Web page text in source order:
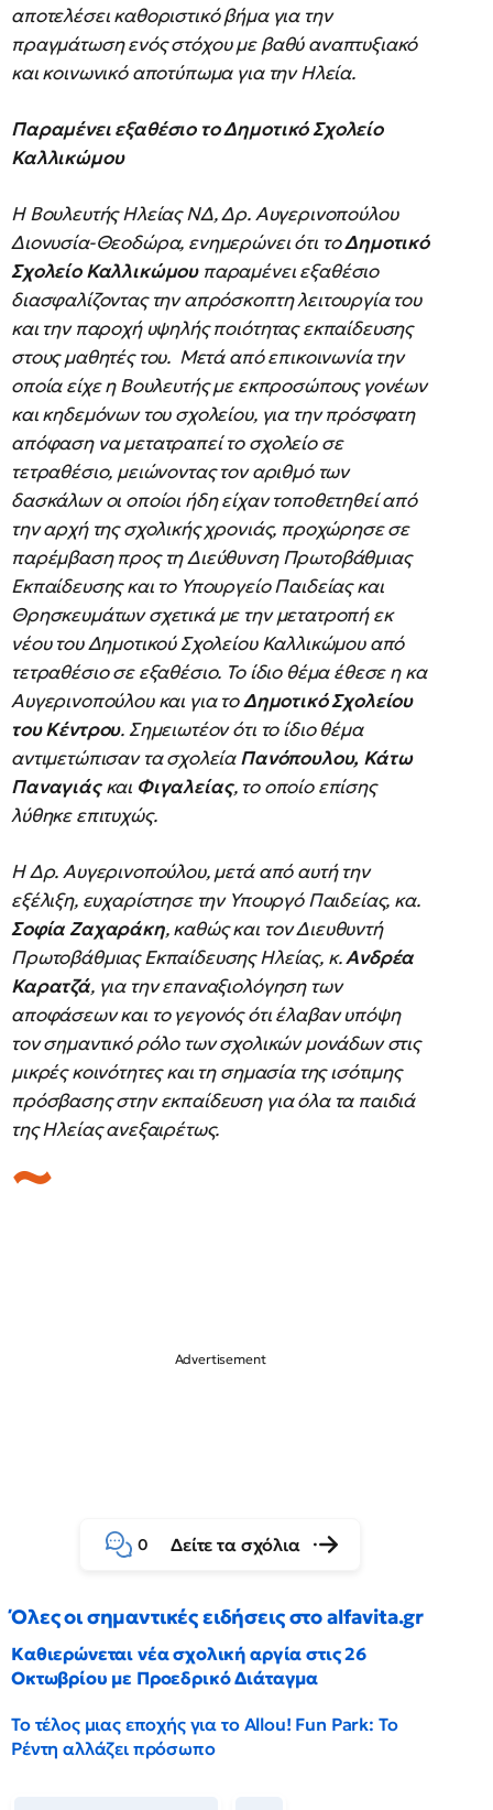
αποτελέσει καθοριστικό βήμα για την
πραγμάτωση ενός στόχου με βαθύ αναπτυξιακό
και κοινωνικό αποτύπωμα για την Ηλεία.
Παραμένει εξαθέσιο το Δημοτικό Σχολείο
Καλλικώμου
Η Βουλευτής Ηλείας ΝΔ, Δρ. Αυγερινοπούλου
Διονυσία-Θεοδώρα, ενημερώνει ότι τοΔημοτικό
Σχολείο Καλλικώμουπαραμένει εξαθέσιο
διασφαλίζοντας την απρόσκοπτη λειτουργία του
και την παροχή υψηλής ποιότητας εκπαίδευσης
στους μαθητές του. Μετά από επικοινωνία την
οποία είχε η Βουλευτής με εκπροσώπους γονέων
και κηδεμόνων του σχολείου, για την πρόσφατη
απόφαση να μετατραπεί το σχολείο σε
τετραθέσιο, μειώνοντας τον αριθμό των
δασκάλων οι οποίοι ήδη είχαν τοποθετηθεί από
την αρχή της σχολικής χρονιάς, προχώρησε σε
παρέμβαση προς τη Διεύθυνση Πρωτοβάθμιας
Εκπαίδευσης και το Υπουργείο Παιδείας και
Θρησκευμάτων σχετικά με την μετατροπή εκ
νέου του Δημοτικού Σχολείου Καλλικώμου από
τετραθέσιο σε εξαθέσιο. Το ίδιο θέμα έθεσε η κα
Αυγερινοπούλου και για τοΔημοτικό Σχολείου
του Κέντρου. Σημειωτέον ότι το ίδιο θέμα
αντιμετώπισαν τα σχολείαΠανόπουλου, Κάτω
Παναγιάςκαι Φιγαλείας, το οποίο επίσης
λύθηκε επιτυχώς.
Η Δρ. Αυγερινοπούλου, μετά από αυτή την
εξέλιξη, ευχαρίστησε την Υπουργό Παιδείας, κα.
Σοφία Ζαχαράκη, καθώς και τον Διευθυντή
Πρωτοβάθμιας Εκπαίδευσης Ηλείας, κ.Ανδρέα
Καρατζά, για την επαναξιολόγηση των
αποφάσεων και το γεγονός ότι έλαβαν υπόψη
τον σημαντικό ρόλο των σχολικών μονάδων στις
μικρές κοινότητες και τη σημασία της ισότιμης
πρόσβασης στην εκπαίδευση για όλα τα παιδιά
της Ηλείας ανεξαιρέτως.
0 Δείτε τα σχόλια
Όλες οι σημαντικές ειδήσεις στο alfavita.gr
Καθιερώνεται νέα σχολική αργία στις 26
Οκτωβρίου με Προεδρικό Διάταγμα
Το τέλος μιας εποχής για το Allou! Fun Park: Το
Ρέντη αλλάζει πρόσωπο